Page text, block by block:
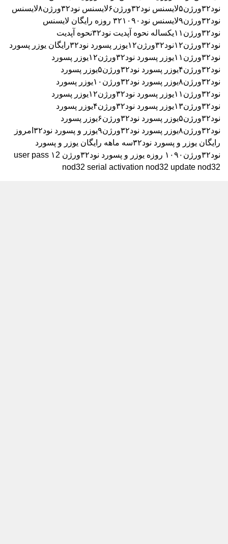
نود۳۲ورژن۵
لایسنس نود۳۲ورژن۶ لایسنس نود۳۲ورژن۸
لایسنس
نود۳۲ورژن۹
لایسنس نود۳۲۱۰۹۰ روزه رایگان
لایسنس
نود۳۲ورژن۱۱یکساله
نحوه آپدیت نود۳۲
نحوه آپدیت
نود۳۲ورژن۱۲
نود۳۲ورژن۱۲ یوزر پسورد نود۳۲رایگان
یوزر پسورد
نود۳۲ورژن۱۱
یوزر پسورد نود۳۲ورژن۱۲
یوزر پسورد
نود۳۲ورژن۴
یوزر پسورد نود۳۲ورژن۵
یوزر پسورد
نود۳۲ورژن۸
یوزر پسورد نود۳۲ورژن۱۰
یوزر پسورد
نود۳۲ورژن۱۱
یوزر پسورد نود۳۲ورژن۱۲
یوزر پسورد
نود۳۲ورژن۱۳
یوزر پسورد نود۳۲ورژن۴
یوزر پسورد
نود۳۲ورژن۵
یوزر پسورد نود۳۲ورژن۶
یوزر پسورد
نود۳۲ورژن۸
یوزر پسورد نود۳۲ورژن۹
یوزر و پسورد نود۳۲امروز
رایگان یوزر و پسورد نود۳۲سه ماهه رایگان
یوزر و پسورد
نود۳۲ورژن۱۰۹۰ روزه
یوزر و پسورد نود۳۲ورژن ۱2
user pass
nod32 serial activation nod32 update nod32